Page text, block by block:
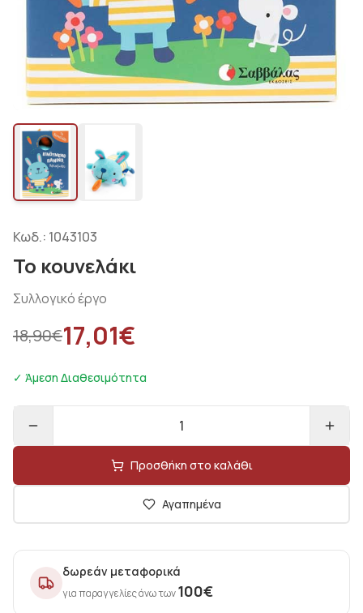
Κωδ.: 1043103
Το κουνελάκι
Συλλογικό έργο
18,90€17,01€
✓ Άμεση Διαθεσιμότητα
1
Προσθήκη στο καλάθι
Αγαπημένα
δωρεάν μεταφορικά
για παραγγελίες άνω των100€